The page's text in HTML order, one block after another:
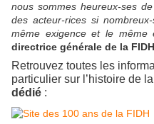
nous sommes heureux-ses
des acteur-rices si
même exigence et le même
directrice générale de la FIDH
Retrouvez toutes les
particulier sur l’histoire de
dédié :